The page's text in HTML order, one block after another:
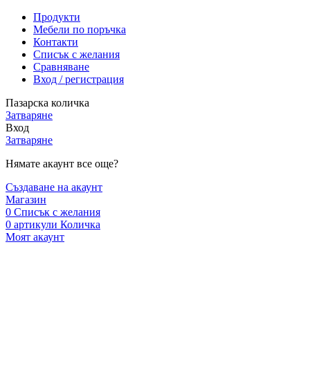
Продукти
Мебели по поръчка
Контакти
Списък с желания
Сравняване
Вход / регистрация
Пазарска количка
Затваряне
Вход
Затваряне
Нямате акаунт все още?
Създаване на акаунт
Магазин
0 Списък с желания
0 артикули Количка
Моят акаунт